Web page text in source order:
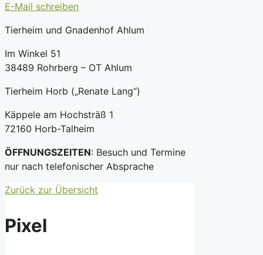
E-Mail schreiben
Tierheim und Gnadenhof Ahlum
Im Winkel 51
38489 Rohrberg – OT Ahlum
Tierheim Horb („Renate Lang“)
Käppele am Hochsträß 1
72160 Horb-Talheim
ÖFFNUNGSZEITEN: Besuch und Termine
nur nach telefonischer Absprache
Zurück zur Übersicht
Pixel